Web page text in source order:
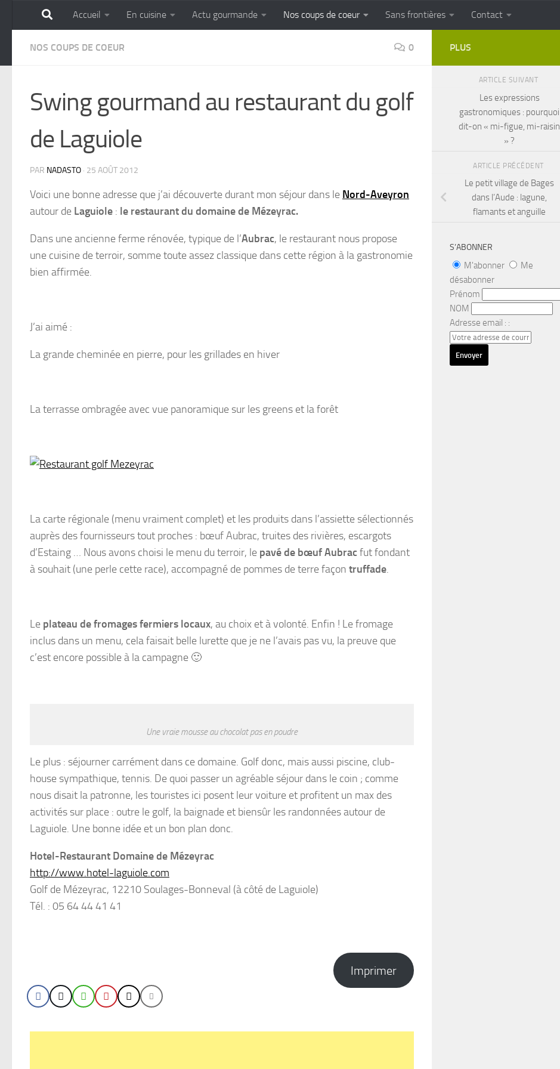
Skip to content
GOURMANDISE SANS FRONTIERES Cuisine populaire des terroirs
Accueil En cuisine Actu gourmande Nos coups de coeur Sans frontières Contact
NOS COUPS DE COEUR 0
Swing gourmand au restaurant du golf
de Laguiole
PAR NADASTO · 25 AOÛT 2012
Voici une bonne adresse que j’ai découverte durant mon séjour dans le Nord-Aveyron
autour de Laguiole : le restaurant du domaine de Mézeyrac.
Dans une ancienne ferme rénovée, typique de l’Aubrac, le restaurant nous propose
une cuisine de terroir, somme toute assez classique dans cette région à la gastronomie
bien affirmée.
J’ai aimé :
La grande cheminée en pierre, pour les grillades en hiver
La terrasse ombragée avec vue panoramique sur les greens et la forêt
La carte régionale (menu vraiment complet) et les produits dans l’assiette sélectionnés
auprès des fournisseurs tout proches : bœuf Aubrac, truites des rivières, escargots
d’Estaing … Nous avons choisi le menu du terroir, le pavé de bœuf Aubracfut fondant
à souhait (une perle cette race), accompagné de pommes de terre façon truffade.
Le plateau de fromages fermiers locaux, au choix et à volonté. Enfin ! Le fromage
inclus dans un menu, cela faisait belle lurette que je ne l’avais pas vu, la preuve que
c’est encore possible à la campagne 🙂
Une vraie mousse au chocolat pas en poudre
Le plus : séjourner carrément dans ce domaine. Golf donc, mais aussi piscine, club-
house sympathique, tennis. De quoi passer un agréable séjour dans le coin ; comme
nous disait la patronne, les touristes ici posent leur voiture et profitent un max des
activités sur place : outre le golf, la baignade et biensûr les randonnées autour de
Laguiole. Une bonne idée et un bon plan donc.
Hotel-Restaurant Domaine de Mézeyrac
http://www.hotel-laguiole.com
Golf de Mézeyrac, 12210 Soulages-Bonneval (à côté de Laguiole)
Tél. : 05 64 44 41 41
Imprimer
PLUS
ARTICLE SUIVANT
Les expressions
gastronomiques : pourquoi
dit-on « mi-figue, mi-raisin
» ?
ARTICLE PRÉCÉDENT
Le petit village de Bages
dans l’Aude : lagune,
flamants et anguille
S’ABONNER
M'abonner
Me
désabonner
Prénom
NOM
Adresse email : :